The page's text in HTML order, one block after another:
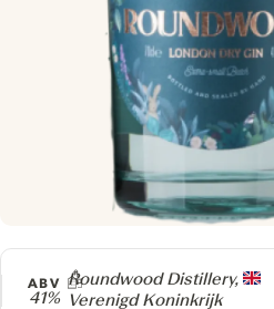
Producer
Roundwood Distillery,
Verenigd Koninkrijk
ABV
41%